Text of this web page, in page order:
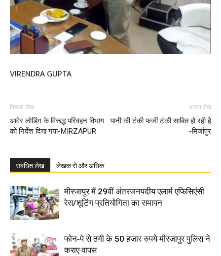
VIRENDRA GUPTA
पिछला लेख
आवेर लोडिंग के विरूद्ध परिवहन विभाग
को निर्देश दिया गया-MIRZAPUR
अगला लेख
पानी की टंकी फर्जी टंकी साबित हो रही है
-मिर्जापुर
संबंधित लेख लेखक से और अधिक
मीरजापुर में 29वीं अंतरजनपदीय एलार्म एफिसिएंसी
रेस/शूटिंग प्रतियोगिता का समापन
फोन-पे से ठगी के 50 हजार रुपये मीरजापुर पुलिस ने
कराए वापस